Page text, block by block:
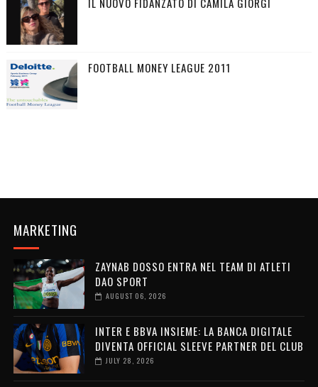
FOOTBALL MONEY LEAGUE 2011
MARKETING
ZAYNAB DOSSO ENTRA NEL TEAM DI ATLETI
DAO SPORT
AUGUST 06, 2026
INTER E BBVA INSIEME: LA BANCA DIGITALE
DIVENTA OFFICIAL SLEEVE PARTNER DEL CLUB
JULY 28, 2026